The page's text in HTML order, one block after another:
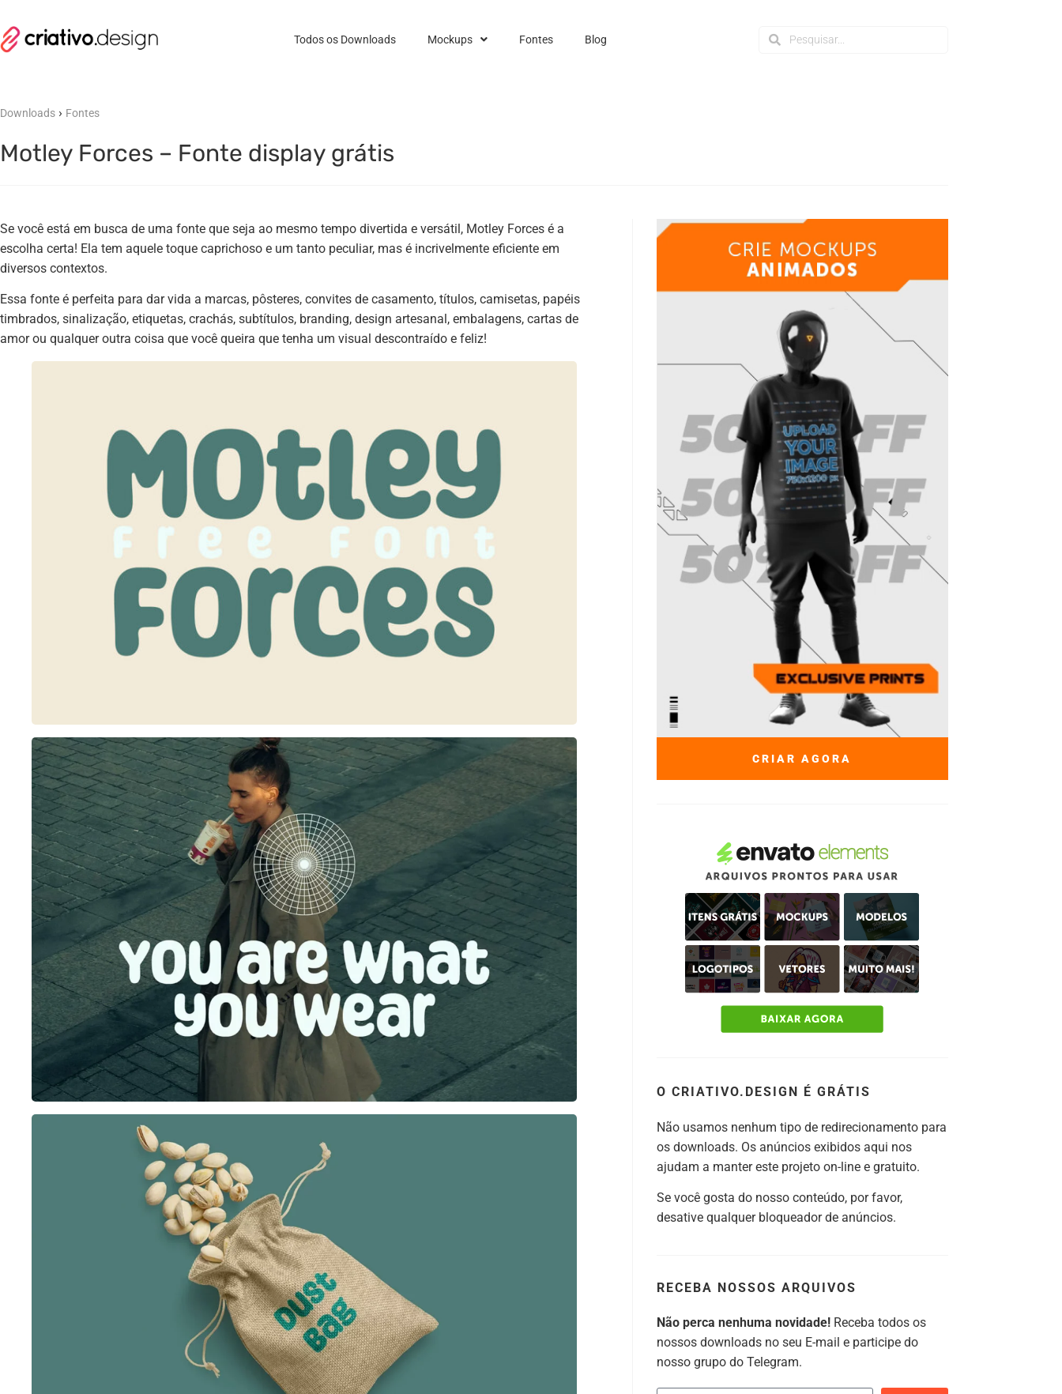
Todos os Downloads Mockups Fontes Blog
Downloads › Fontes
Motley Forces – Fonte display grátis
Se você está em busca de uma fonte que seja ao mesmo tempo divertida e versátil, Motley Forces é a
escolha certa! Ela tem aquele toque caprichoso e um tanto peculiar, mas é incrivelmente eficiente em
diversos contextos.
Essa fonte é perfeita para dar vida a marcas, pôsteres, convites de casamento, títulos, camisetas, papéis
timbrados, sinalização, etiquetas, crachás, subtítulos, branding, design artesanal, embalagens, cartas de
amor ou qualquer outra coisa que você queira que tenha um visual descontraído e feliz!
CRIAR AGORA
O CRIATIVO.DESIGN É GRÁTIS
Não usamos nenhum tipo de redirecionamento para
os downloads. Os anúncios exibidos aqui nos
ajudam a manter este projeto on-line e gratuito.
Se você gosta do nosso conteúdo, por favor,
desative qualquer bloqueador de anúncios.
RECEBA NOSSOS ARQUIVOS
Não perca nenhuma novidade!Receba todos os
nossos downloads no seu E-mail e participe do
nosso grupo do Telegram.